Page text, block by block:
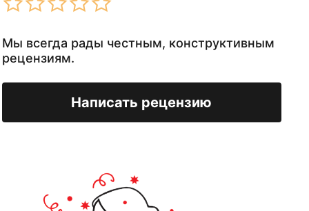
Мы всегда рады честным, конструктивным
рецензиям.
Написать рецензию